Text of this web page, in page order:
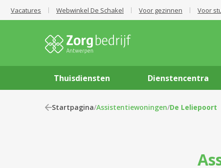
Vacatures Webwinkel De Schakel Voor gezinnen Voor
Thuisdiensten Dienstencentra
Startpagina/Assistentiewoningen/De Leliepoort